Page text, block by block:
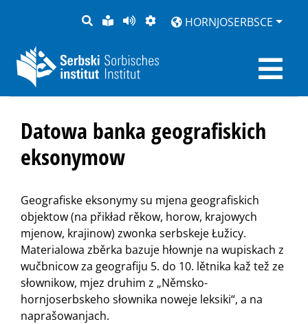
PYTANJE
LOCHKA
RĚČ
STRONU
PŘEDČITAĆ
ZWOBRAZNJENJE
HORNJOSERBSCE
Datowa banka geografiskich
eksonymow
Geografiske eksonymy su mjena geografiskich
objektow (na přikład rěkow, horow, krajowych
mjenow, krajinow) zwonka serbskeje Łužicy.
Materialowa zběrka bazuje hłownje na wupiskach z
wučbnicow za geografiju 5. do 10. lětnika kaž tež ze
słownikow, mjez druhim z „Němsko-
hornjoserbskeho słownika noweje leksiki“, a na
naprašowanjach.